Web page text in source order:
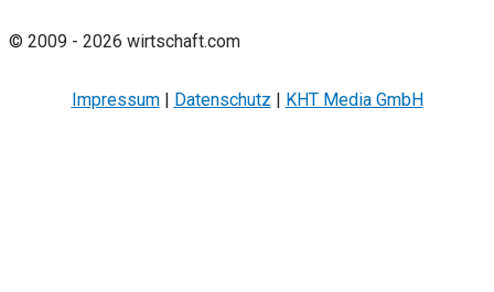
© 2009 - 2026 wirtschaft.com
Impressum| Datenschutz | KHT Media GmbH